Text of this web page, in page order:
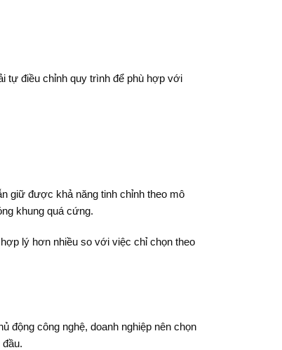
tự điều chỉnh quy trình để phù hợp với
giữ được khả năng tinh chỉnh theo mô
khung quá cứng.
lý hơn nhiều so với việc chỉ chọn theo
động công nghệ, doanh nghiệp nên chọn